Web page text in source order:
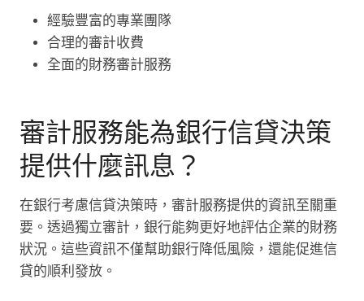
經驗豐富的專業團隊
合理的審計收費
全面的財務審計服務
審計服務能為銀行信貸決策
提供什麼訊息？
在銀行考慮信貸決策時，審計服務提供的資訊至關重
要。透過獨立審計，銀行能夠更好地評估企業的財務
狀況。這些資訊不僅幫助銀行降低風險，還能促進信
貸的順利發放。